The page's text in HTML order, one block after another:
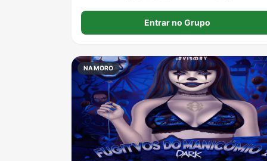
Entrar no Grupo
NAMORO